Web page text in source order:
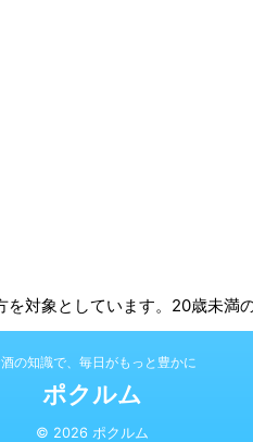
対象としています。20歳未満
の知識で、毎日がもっと豊かに
ポクルム
© 2026 ポクルム